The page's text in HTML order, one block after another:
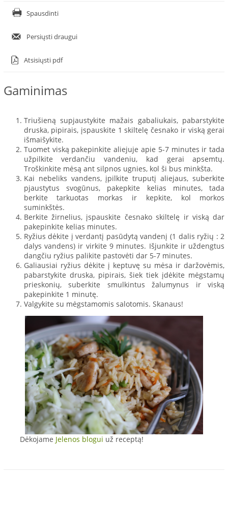
Spausdinti
Persiųsti draugui
Atsisiųsti pdf
Gaminimas
Triušieną supjaustykite mažais gabaliukais, pabarstykite
druska, pipirais, įspauskite 1 skiltelę česnako ir viską gerai
išmaišykite.
Tuomet viską pakepinkite aliejuje apie 5-7 minutes ir tada
užpilkite verdančiu vandeniu, kad gerai apsemtų.
Troškinkite mėsą ant silpnos ugnies, kol ši bus minkšta.
Kai nebeliks vandens, įpilkite truputį aliejaus, suberkite
pjaustytus svogūnus, pakepkite kelias minutes, tada
berkite tarkuotas morkas ir kepkite, kol morkos
suminkštės.
Berkite žirnelius, įspauskite česnako skiltelę ir viską dar
pakepinkite kelias minutes.
Ryžius dėkite į verdantį pasūdytą vandenį (1 dalis ryžių : 2
dalys vandens) ir virkite 9 minutes. Išjunkite ir uždengtus
dangčiu ryžius palikite pastovėti dar 5-7 minutes.
Galiausiai ryžius dėkite į keptuvę su mėsa ir daržovėmis,
pabarstykite druska, pipirais, šiek tiek įdėkite mėgstamų
prieskonių, suberkite smulkintus žalumynus ir viską
pakepinkite 1 minutę.
Valgykite su mėgstamomis salotomis. Skanaus!
Dėkojame Jelenos blogui už receptą!